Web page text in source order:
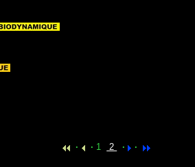
· · 1 2 · ·